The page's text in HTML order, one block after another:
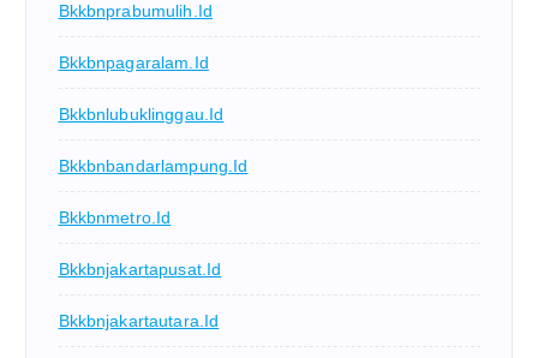
Bkkbnprabumulih.id
Bkkbnpagaralam.id
Bkkbnlubuklinggau.id
Bkkbnbandarlampung.id
Bkkbnmetro.id
Bkkbnjakartapusat.id
Bkkbnjakartautara.id